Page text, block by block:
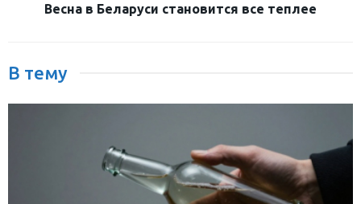
Весна в Беларуси становится все теплее
В тему